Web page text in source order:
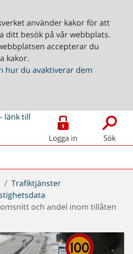
använder kakor för att
ditt besök på vår webbplats.
accepterar du
kakor.
hur du avaktiverar dem
Logga in Sök
Trafiktjänster
och andel inom tillåten